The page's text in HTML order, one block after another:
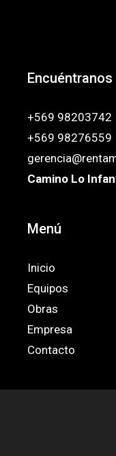
Encuéntranos
+569 98203742
+569 98276559
Camino Lo
Menú
Inicio
Equipos
Obras
Empresa
Contacto